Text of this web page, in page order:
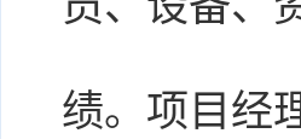
绩。项目经